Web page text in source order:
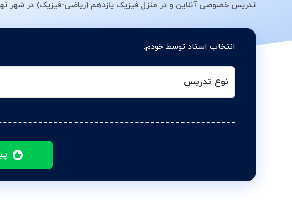
تدریس خصوصی آنلاین و در منزل فیزیک یازدهم (ریاضی-فیزیک) در شهر
انتخاب استاد توسط خودم:
نوع تدریس